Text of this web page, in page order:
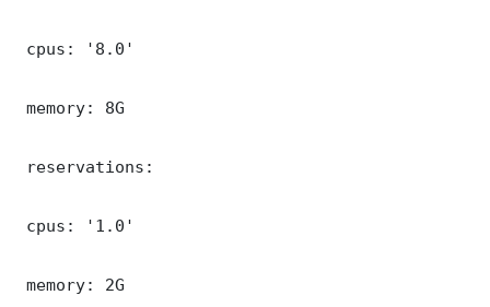
cpus: '8.0'
memory: 8G
reservations:
cpus: '1.0'
memory: 2G